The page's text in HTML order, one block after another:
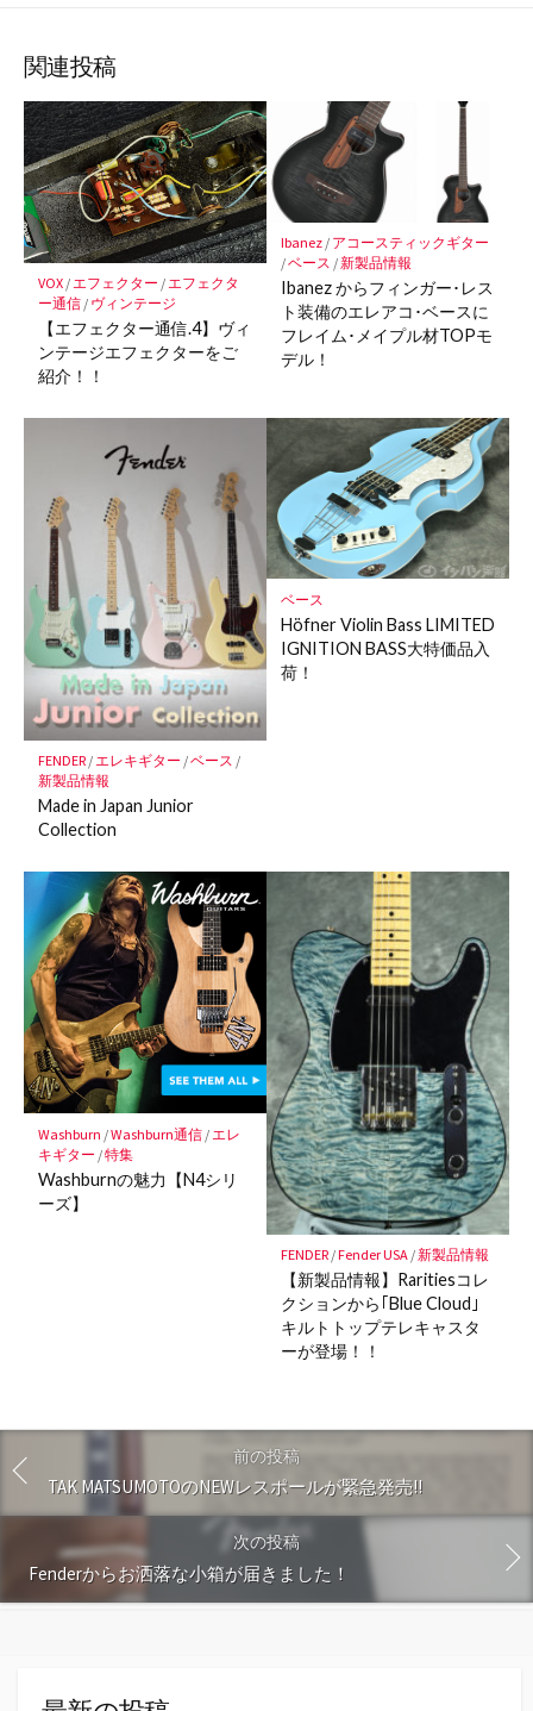
ア
マ
ー
ク
に
保
存
関連投稿
VOX/エフェクター /エフェクタ
ー通信/ ヴィンテージ
【エフェクター通信.4】ヴィ
ンテージエフェクターをご
紹介！！
Ibanez/ アコースティックギター
/ベース /新製品情報
Ibanez からフィンガー･レス
ト装備のエレアコ･ベースに
フレイム･メイプル材TOPモ
デル！
FENDER/エレキギター /ベース /
新製品情報
Made in Japan Junior
Collection
ベース
Höfner Violin Bass LIMITED
IGNITION BASS大特価品入
荷！
Washburn /Washburn通信/ エレ
キギター /特集
Washburnの魅力【N4シリ
ーズ】
FENDER/Fender USA/新製品情報
【新製品情報】Raritiesコレ
クションから｢Blue Cloud｣
キルトトップテレキャスタ
ーが登場！！
前の投稿
TAK MATSUMOTOのNEWレスポールが緊急発売!!
次の投稿
Fenderからお洒落な小箱が届きました！